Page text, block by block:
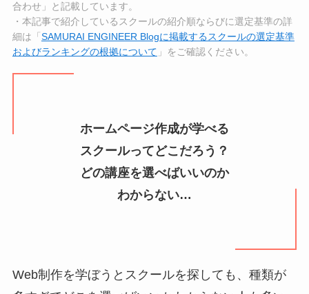
合わせ」と記載しています。
・本記事で紹介しているスクールの紹介順ならびに選定基準の詳
細は「 SAMURAI ENGINEER Blogに掲載するスクールの選定基準
およびランキングの根拠について 」をご確認ください。
ホームページ作成が学べる
スクールってどこだろう？
どの講座を選べばいいのか
わからない…
Web制作を学ぼうとスクールを探しても、種類が